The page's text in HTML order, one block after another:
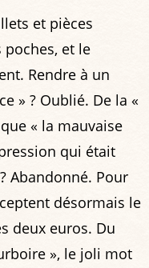
et pièces
et le
Rendre à un
» ? Oublié. De la «
« la mauvaise
qui était
Abandonné. Pour
désormais le
deux euros. Du
», le joli mot